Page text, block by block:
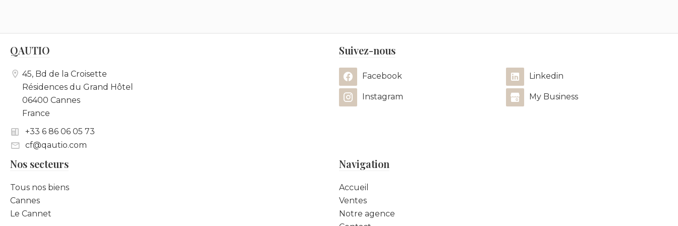
QAUTIO
45, Bd de la Croisette
Résidences du Grand Hôtel
06400 Cannes
France
+33 6 86 06 05 73
cf@qautio.com
Suivez-nous
Facebook
Instagram
Linkedin
My Business
Navigation
Accueil
Ventes
Notre agence
Nos secteurs
Tous nos biens
Cannes
Le Cannet